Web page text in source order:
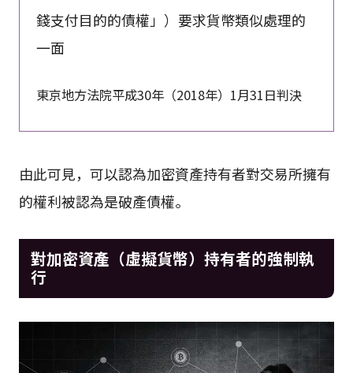
錢支付目的的債權」）要求貨幣類似處理的
一面
東京地方法院平成30年（2018年）1月31日判決
由此可見，可以認為加密資產持有者對交易所擁有
的權利被認為是破產債權。
對加密資產（虛擬貨幣）持有者的強制執
行